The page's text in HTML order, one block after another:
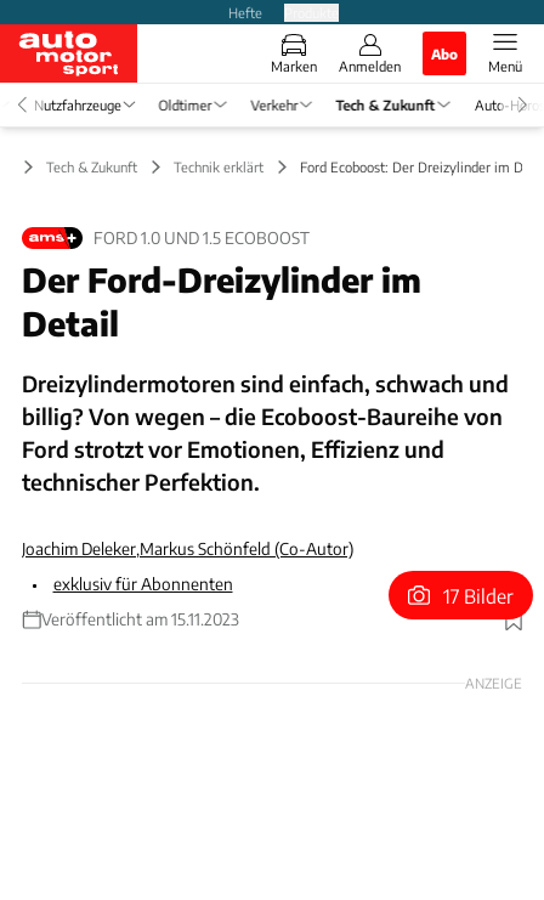
Hefte
Marken Anmelden
Abo
Menü
Nutzfahrzeuge Oldtimer Verkehr Tech & Zukunft Auto-
Tech & Zukunft Technik erklärt Ford Ecoboost: Der Dreizylinder im
FORD 1.0 UND 1.5 ECOBOOST
Der Ford-Dreizylinder im
Detail
Dreizylindermotoren sind einfach, schwach und
billig? Von wegen – die Ecoboost-Baureihe von
Ford strotzt vor Emotionen, Effizienz und
technischer Perfektion.
Joachim Deleker,Markus Schönfeld (Co-Autor)
exklusiv für Abonnenten
Veröffentlicht am 15.11.2023
Foto: Ford
17 Bilder
ANZEIGE